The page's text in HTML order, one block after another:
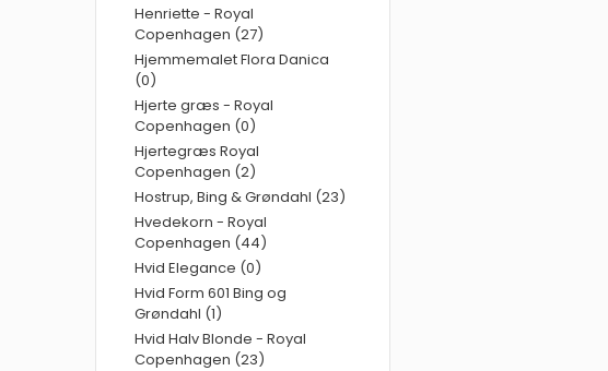
Henriette - Royal
Copenhagen (27)
Hjemmemalet Flora Danica
(0)
Hjerte græs - Royal
Copenhagen (0)
Hjertegræs Royal
Copenhagen (2)
Hostrup, Bing & Grøndahl (23)
Hvedekorn - Royal
Copenhagen (44)
Hvid Elegance (0)
Hvid Form 601 Bing og
Grøndahl (1)
Hvid Halv Blonde - Royal
Copenhagen (23)